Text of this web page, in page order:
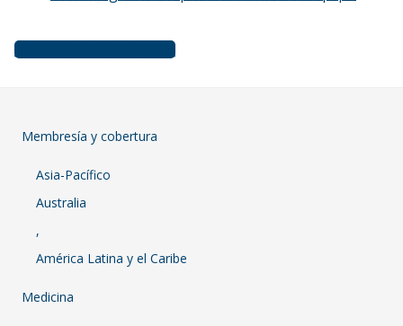
Descargue la guía (PDF)
Membresía y cobertura
Asia-Pacífico
Australia
,
América Latina y el Caribe
Medicina